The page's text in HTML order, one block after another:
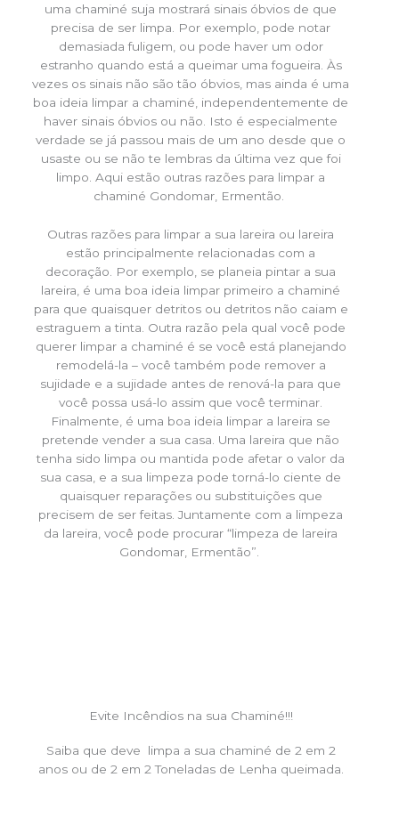
uma chaminé suja mostrará sinais óbvios de que
precisa de ser limpa. Por exemplo, pode notar
demasiada fuligem, ou pode haver um odor
estranho quando está a queimar uma fogueira. Às
vezes os sinais não são tão óbvios, mas ainda é uma
boa ideia limpar a chaminé, independentemente de
haver sinais óbvios ou não. Isto é especialmente
verdade se já passou mais de um ano desde que o
usaste ou se não te lembras da última vez que foi
limpo. Aqui estão outras razões para limpar a
chaminé Gondomar, Ermentão.
Outras razões para limpar a sua lareira ou lareira
estão principalmente relacionadas com a
decoração. Por exemplo, se planeia pintar a sua
lareira, é uma boa ideia limpar primeiro a chaminé
para que quaisquer detritos ou detritos não caiam e
estraguem a tinta. Outra razão pela qual você pode
querer limpar a chaminé é se você está planejando
remodelá-la – você também pode remover a
sujidade e a sujidade antes de renová-la para que
você possa usá-lo assim que você terminar.
Finalmente, é uma boa ideia limpar a lareira se
pretende vender a sua casa. Uma lareira que não
tenha sido limpa ou mantida pode afetar o valor da
sua casa, e a sua limpeza pode torná-lo ciente de
quaisquer reparações ou substituições que
precisem de ser feitas. Juntamente com a limpeza
da lareira, você pode procurar “limpeza de lareira
Gondomar, Ermentão”.
Evite Incêndios na sua Chaminé!!!
Saiba que deve limpa a sua chaminé de 2 em 2
anos ou de 2 em 2 Toneladas de Lenha queimada.